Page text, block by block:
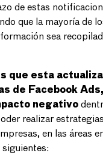
de estas
que la mayoría de
sea
que esta
de Facebook
negativo
realizar
en las áreas
siguientes: